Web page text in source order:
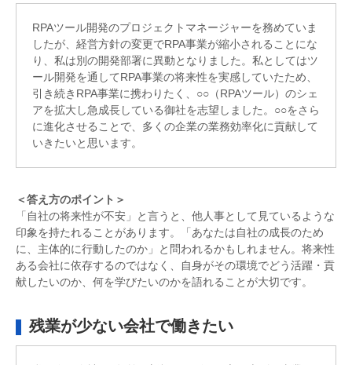
RPAツール開発のプロジェクトマネージャーを務めていま
したが、経営方針の変更でRPA事業が縮小されることにな
り、私は別の開発部署に異動となりました。私としてはツ
ール開発を通してRPA事業の将来性を実感していたため、
引き続きRPA事業に携わりたく、○○（RPAツール）のシェ
アを拡大し急成長している御社を志望しました。○○をさら
に進化させることで、多くの企業の業務効率化に貢献して
いきたいと思います。
＜答え方のポイント＞
「自社の将来性が不安」と言うと、他人事として見ているような
印象を持たれることがあります。「あなたは自社の成長のため
に、主体的に行動したのか」と問われるかもしれません。将来性
ある会社に依存するのではなく、自身がその環境でどう活躍・貢
献したいのか、何を学びたいのかを語れることが大切です。
残業が少ない会社で働きたい